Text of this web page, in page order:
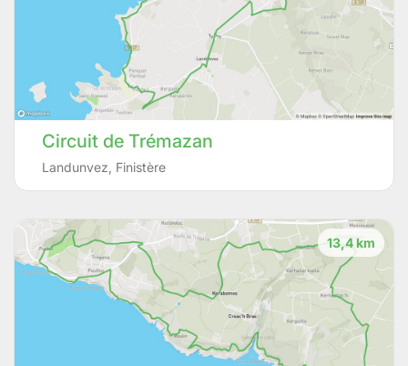
Circuit de Trémazan
Landunvez Finistère
13,4 km